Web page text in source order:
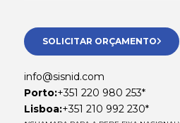
SOLICITAR ORÇAMENTO
info@sisnid.com
Porto:+351 220 980 253*
Lisboa:+351 210 992 230*